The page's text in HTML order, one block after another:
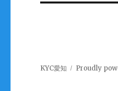
投
KYC愛知 Proudly